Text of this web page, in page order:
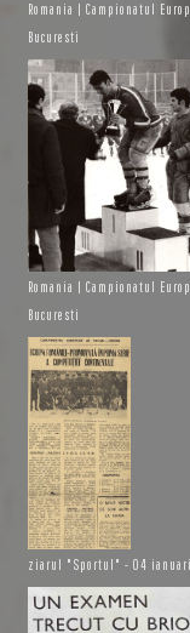
Romania | Campionatul
Bucuresti
Romania | Campionatul
Bucuresti
ziarul "Sportul" - 04 ianuarie